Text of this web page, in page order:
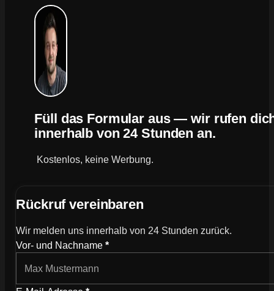
Rückruf vereinbaren
Wir melden uns innerhalb von 24 Stunden zurück.
Wie können wir dich kontaktieren?
Vor- und Nachname *
Füll das Formular aus — wir rufen
innerhalb von 24 Stunden an.
Kostenlos, keine Werbung.